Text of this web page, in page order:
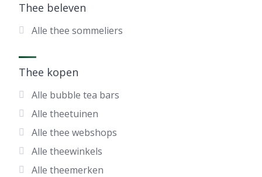
Thee beleven
Alle thee sommeliers
Thee kopen
Alle bubble tea bars
Alle theetuinen
Alle thee webshops
Alle theewinkels
Alle theemerken